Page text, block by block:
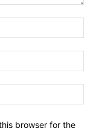
browser for the